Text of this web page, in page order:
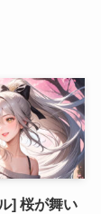
] 桜が舞い